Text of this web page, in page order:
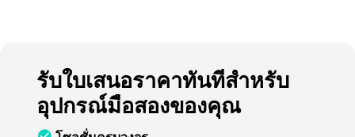
รับใบเสนอราคาทันทีสำหรับ
อุปกรณ์มือสองของคุณ